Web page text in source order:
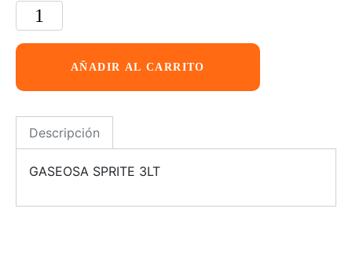
AÑADIR AL CARRITO
Descripción
GASEOSA SPRITE 3LT